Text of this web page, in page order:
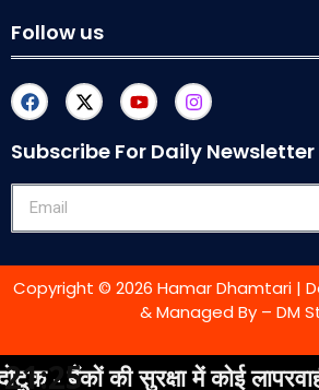
Follow us
Subscribe For Daily Newsletter
Copyright © 2026 Hamar Dhamtari |
& Managed By – DM
की सुरक्षा में कोई लापरवाही
21:25